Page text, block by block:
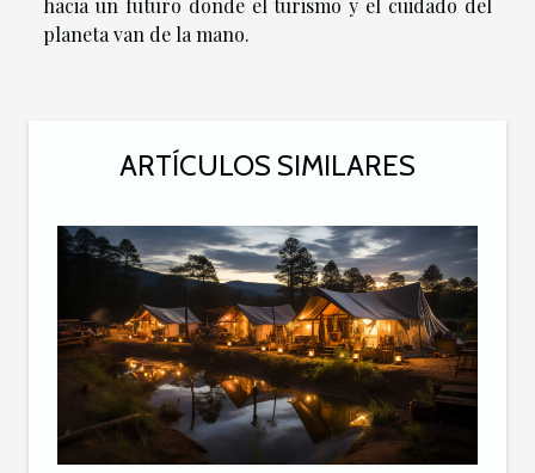
planeta van de la mano.
ARTÍCULOS SIMILARES